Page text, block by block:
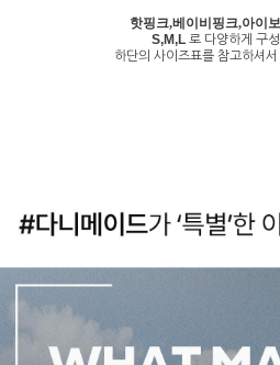
핫핑크,베이비핑크,아이
S,M,L 로 다양하게 구
하단의 사이즈표를 참고하셔